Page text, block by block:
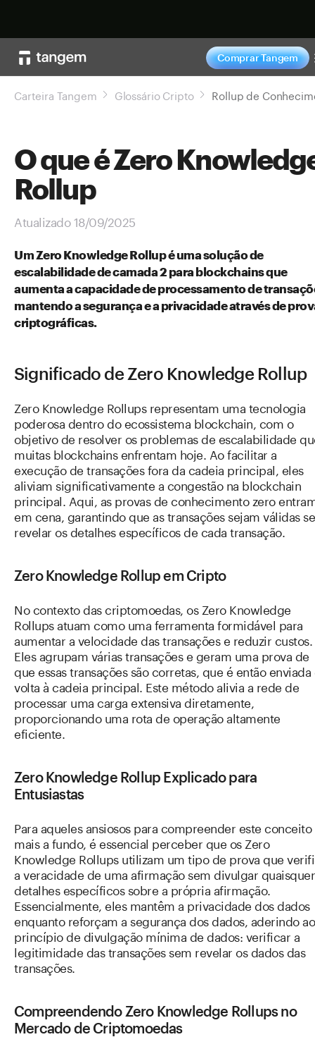
Comprar Tangem
Carteira Tangem Glossário Cripto
O que é Zero
Rollup
Atualizado 18/09/2025
Um Zero Knowledge Rollup é uma solução de
escalabilidade de camada 2 para blockchains que
aumenta a capacidade de processamento de
mantendo a segurança e a privacidade através de
criptográficas.
Significado de Zero Knowledge Rollup
Zero Knowledge Rollups representam uma tecnologia
poderosa dentro do ecossistema blockchain, com o
objetivo de resolver os problemas de escalabilidade
muitas blockchains enfrentam hoje. Ao facilitar a
execução de transações fora da cadeia principal, eles
aliviam significativamente a congestão na blockchain
principal. Aqui, as provas de conhecimento zero
em cena, garantindo que as transações sejam válidas
revelar os detalhes específicos de cada transação.
Zero Knowledge Rollup em Cripto
No contexto das criptomoedas, os Zero Knowledge
Rollups atuam como uma ferramenta formidável para
aumentar a velocidade das transações e reduzir custos.
Eles agrupam várias transações e geram uma prova de
que essas transações são corretas, que é então enviada
volta à cadeia principal. Este método alivia a rede de
processar uma carga extensiva diretamente,
proporcionando uma rota de operação altamente
eficiente.
Zero Knowledge Rollup Explicado para
Entusiastas
Para aqueles ansiosos para compreender este conceito
mais a fundo, é essencial perceber que os Zero
Knowledge Rollups utilizam um tipo de prova que
a veracidade de uma afirmação sem divulgar quaisquer
detalhes específicos sobre a própria afirmação.
Essencialmente, eles mantêm a privacidade dos dados
enquanto reforçam a segurança dos dados, aderindo ao
princípio de divulgação mínima de dados: verificar a
legitimidade das transações sem revelar os dados das
transações.
Compreendendo Zero Knowledge Rollups no
Mercado de Criptomoedas